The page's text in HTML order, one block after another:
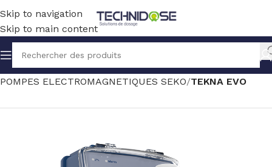
Skip to navigation
Skip to main content
Accueil TRAITEMENT EAU DOSAGE
POMPES ELECTROMAGNETIQUES SEKO TEKNA EVO